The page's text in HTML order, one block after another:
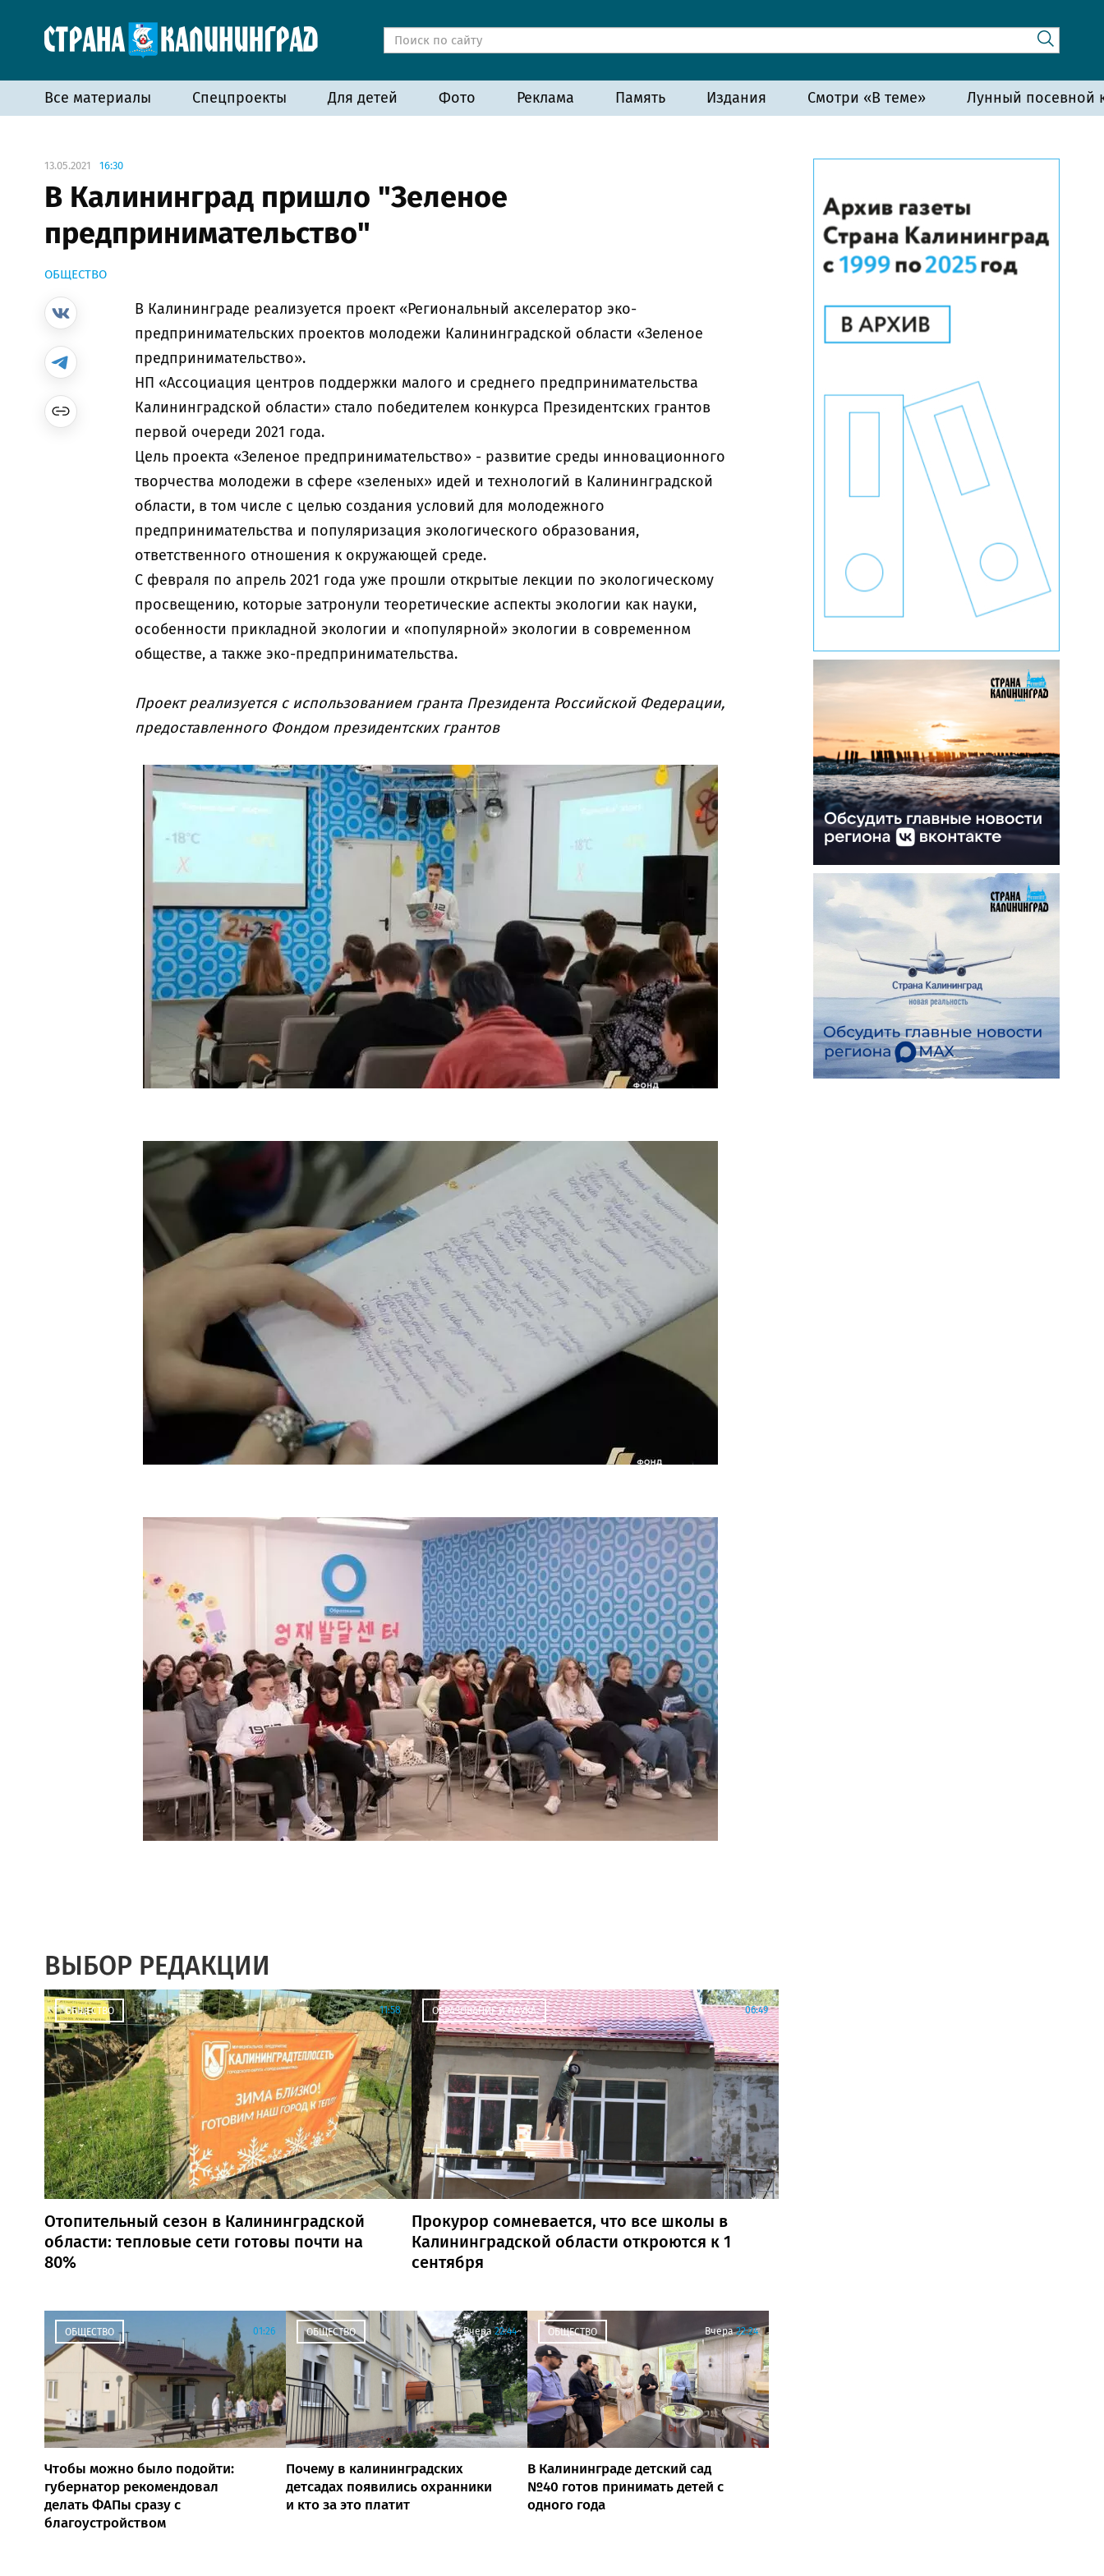
Все материалы Спецпроекты Для детей Фото Реклама Память Издания Смотри «В теме» Лунный посевной
13.05.2021 16:30
В Калининград пришло "Зеленое
предпринимательство"
ОБЩЕСТВО
В Калининграде реализуется проект «Региональный акселератор эко-
предпринимательских проектов молодежи Калининградской области «Зеленое
предпринимательство».
НП «Ассоциация центров поддержки малого и среднего предпринимательства
Калининградской области» стало победителем конкурса Президентских грантов
первой очереди 2021 года.
Цель проекта «Зеленое предпринимательство» - развитие среды инновационного
творчества молодежи в сфере «зеленых» идей и технологий в Калининградской
области, в том числе с целью создания условий для молодежного
предпринимательства и популяризация экологического образования,
ответственного отношения к окружающей среде.
С февраля по апрель 2021 года уже прошли открытые лекции по экологическому
просвещению, которые затронули теоретические аспекты экологии как науки,
особенности прикладной экологии и «популярной» экологии в современном
обществе, а также эко-предпринимательства.
Проект реализуется с использованием гранта Президента Российской Федерации,
предоставленного Фондом президентских грантов
ВЫБОР РЕДАКЦИИ
ОБЩЕСТВО 11:58
Отопительный сезон в Калининградской
области: тепловые сети готовы почти на
80%
ОБРАЗОВАНИЕ И НАУКА 06:49
Прокурор сомневается, что все школы в
Калининградской области откроются к 1
сентября
ОБЩЕСТВО 01:26
Чтобы можно было подойти:
губернатор рекомендовал
делать ФАПы сразу с
благоустройством
ОБЩЕСТВО Вчера 22:44
Почему в калининградских
детсадах появились охранники
и кто за это платит
ОБЩЕСТВО Вчера 22:24
В Калининграде детский сад
№40 готов принимать детей с
одного года